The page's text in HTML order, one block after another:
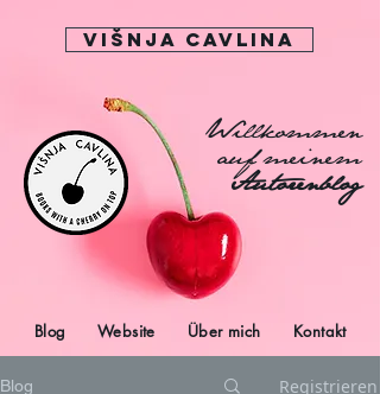
Višnja Cavlina
Willkommen
auf meinem
Autorenblog
Blog Website Über mich Kontakt
Blog Registrieren